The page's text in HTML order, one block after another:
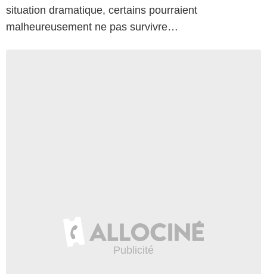
situation dramatique, certains pourraient
malheureusement ne pas survivre…